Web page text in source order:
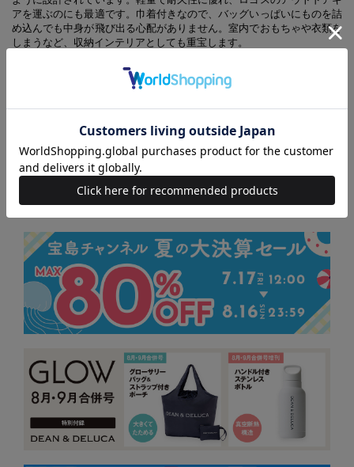
アを運ぶのにも最適です。巾着付きなので、バッグいっぱいにものを詰
め込んでも中身が飛び出る心配がありません。室内でおもちゃや衣類を
しまうなど、収納インテリアとしても重宝します。
※本誌に掲載の情報は2017年12月現在の編集部調べによるものです。
掲載商品の情報は本誌発売後に変更になる場合があります。また、品切